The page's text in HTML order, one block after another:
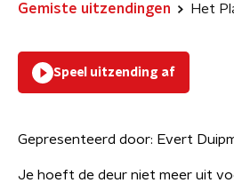
Gemiste uitzendingen Het
Speel uitzending af
Gepresenteerd door: Evert
Je hoeft de deur niet meer uit